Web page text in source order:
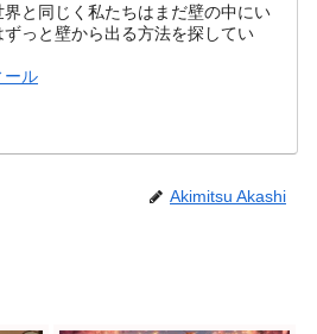
界と同じく私たちはまだ壁の中にい
ずっと壁から出る方法を探してい
ール
Akimitsu Akashi